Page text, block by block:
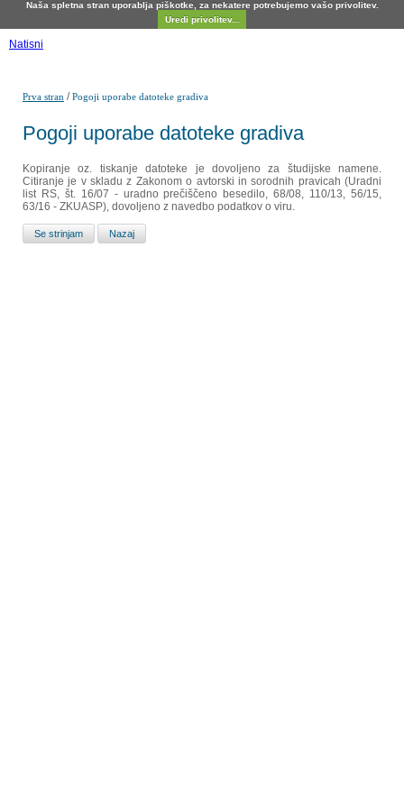
Naša spletna stran uporablja piškotke, za nekatere potrebujemo vašo privolitev.
Uredi privolitev...
Natisni
Prva stran /Pogoji uporabe datoteke gradiva
Pogoji uporabe datoteke gradiva
Kopiranje oz. tiskanje datoteke je dovoljeno za študijske namene.
Citiranje je v skladu z Zakonom o avtorski in sorodnih pravicah (Uradni
list RS, št. 16/07 - uradno prečiščeno besedilo, 68/08, 110/13, 56/15,
63/16 - ZKUASP), dovoljeno z navedbo podatkov o viru.